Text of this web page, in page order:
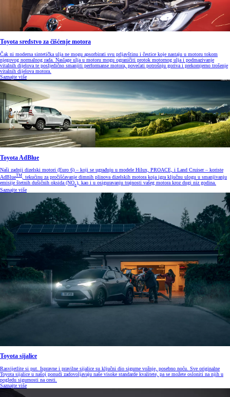
Toyota sredstvo za čišćenje motora
Čak ni moderna sintetička ulja ne mogu apsorbirati svu prljavštinu i čestice koje nastaju u motoru tokom
njegovog normalnog rada. Naslage ulja u motoru mogu ograničiti protok motornog ulja i podmazivanje
vitalnih dijelova te posljedično smanjiti performanse motora, povećati potrošnju goriva i prekomjerno trošenje
vitalnih dijelova motora.
Saznajte više
Toyota AdBlue
Naši zadnji dizelski motori (Euro 6) – koji se ugrađuju u modele Hilux, PROACE, i Land Cruiser – koriste
AdBlueTM
, tekućinu za pročišćavanje dimnih plinova dizelskih motora koja igra ključnu ulogu u smanjivanju
emisije štetnih dušičnih oksida (NOx), kao i u osiguravanju trajnosti vašeg motora kroz dugi niz godina.
Saznajte više
Toyota sijalice
Rasvijetlite si put. Ispravne i pravilne sijalice su ključni dio sigurne vožnje, posebno noću. Sve originalne
Toyota sijalice u našoj ponudi zadovoljavaju naše visoke standarde kvalitete, pa se možete osloniti na njih u
pogledu sigurnosti na cesti.
Saznajte više